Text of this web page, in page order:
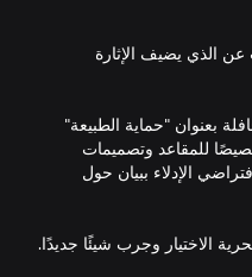
عن الذي يضيف الإثارة
بعنوان "حماية الطبيعة"
للمقاعد وتصميمات
الإدلاء ببيان حول